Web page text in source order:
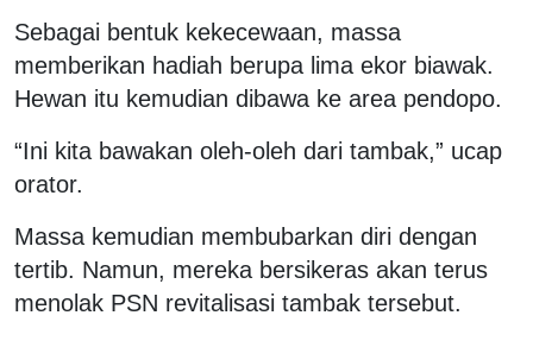
Sebagai bentuk kekecewaan, massa
memberikan hadiah berupa lima ekor biawak.
Hewan itu kemudian dibawa ke area pendopo.
“Ini kita bawakan oleh-oleh dari tambak,” ucap
orator.
Massa kemudian membubarkan diri dengan
tertib. Namun, mereka bersikeras akan terus
menolak PSN revitalisasi tambak tersebut.